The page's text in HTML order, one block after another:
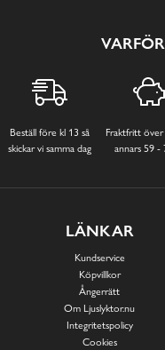
Beställ före kl 13 så
skickar vi samma dag
Fraktfritt över
annars 59 -
LÄNKAR
Kundservice
Köpvillkor
Ångerrätt
Om Ljuslyktor.nu
Integritetspolicy
Cookies